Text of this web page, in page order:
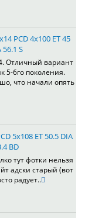
PCD 4x100 ET 45
56.1 S
Отличный вариант
5-6го поколения.
что начали опять
5x108 ET 50.5 DIA
BD
тут фотки нельзя
адски старый (вот
радует..